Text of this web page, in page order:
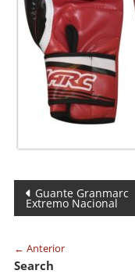
Navegación
de
entradas
Guante Granmarc
Extremo Nacional
← Anterior
Search